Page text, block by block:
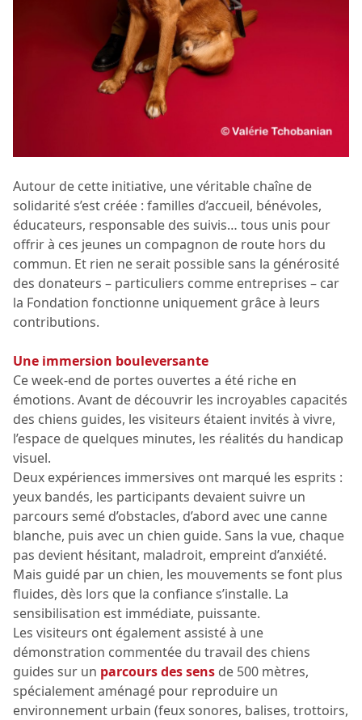
Autour de cette initiative, une véritable chaîne de
solidarité s’est créée : familles d’accueil, bénévoles,
éducateurs, responsable des suivis… tous unis pour
offrir à ces jeunes un compagnon de route hors du
commun. Et rien ne serait possible sans la générosité
des donateurs – particuliers comme entreprises – car
la Fondation fonctionne uniquement grâce à leurs
contributions.
Une immersion bouleversante
Ce week-end de portes ouvertes a été riche en
émotions. Avant de découvrir les incroyables capacités
des chiens guides, les visiteurs étaient invités à vivre,
l’espace de quelques minutes, les réalités du handicap
visuel.
Deux expériences immersives ont marqué les esprits :
yeux bandés, les participants devaient suivre un
parcours semé d’obstacles, d’abord avec une canne
blanche, puis avec un chien guide. Sans la vue, chaque
pas devient hésitant, maladroit, empreint d’anxiété.
Mais guidé par un chien, les mouvements se font plus
fluides, dès lors que la confiance s’installe. La
sensibilisation est immédiate, puissante.
Les visiteurs ont également assisté à une
démonstration commentée du travail des chiens
guides sur un parcours des sens de 500 mètres,
spécialement aménagé pour reproduire un
environnement urbain (feux sonores, balises, trottoirs,